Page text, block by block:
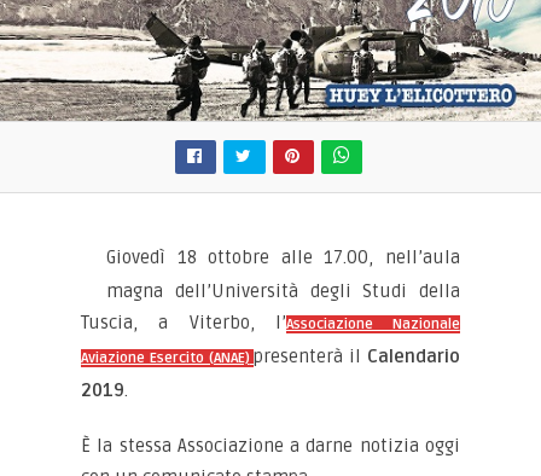
Giovedì 18 ottobre alle 17.00, nell’aula
magna dell’Università degli Studi della
Tuscia, a Viterbo, l’Associazione Nazionale
Aviazione Esercito (ANAE) presenterà il Calendario
2019.
È la stessa Associazione a darne notizia oggi